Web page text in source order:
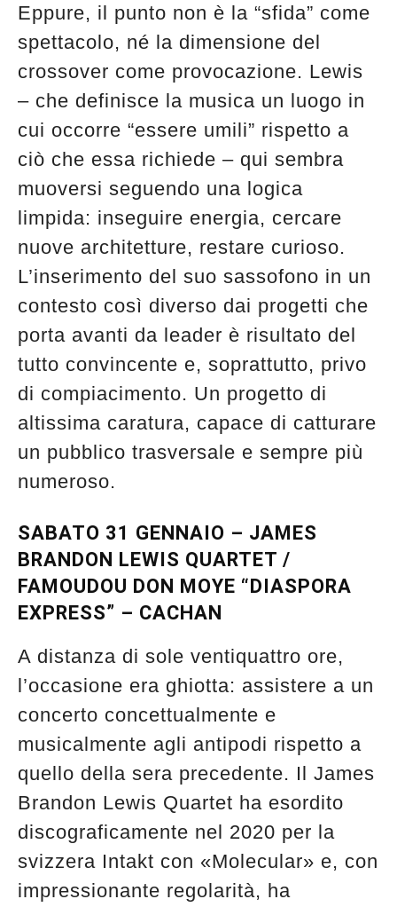
Eppure, il punto non è la “sfida” come
spettacolo, né la dimensione del
crossover come provocazione. Lewis
– che definisce la musica un luogo in
cui occorre “essere umili” rispetto a
ciò che essa richiede – qui sembra
muoversi seguendo una logica
limpida: inseguire energia, cercare
nuove architetture, restare curioso.
L’inserimento del suo sassofono in un
contesto così diverso dai progetti che
porta avanti da leader è risultato del
tutto convincente e, soprattutto, privo
di compiacimento. Un progetto di
altissima caratura, capace di catturare
un pubblico trasversale e sempre più
numeroso.
SABATO 31 GENNAIO – JAMES
BRANDON LEWIS QUARTET /
FAMOUDOU DON MOYE “DIASPORA
EXPRESS” – CACHAN
A distanza di sole ventiquattro ore,
l’occasione era ghiotta: assistere a un
concerto concettualmente e
musicalmente agli antipodi rispetto a
quello della sera precedente. Il James
Brandon Lewis Quartet ha esordito
discograficamente nel 2020 per la
svizzera Intakt con «Molecular» e, con
impressionante regolarità, ha